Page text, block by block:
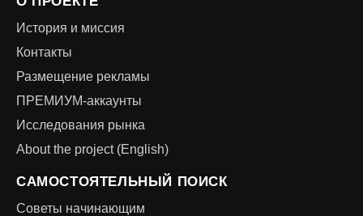
История и миссия
Контакты
Размещение рекламы
ПРЕМИУМ-аккаунты
Исследования рынка
About the project (English)
САМОСТОЯТЕЛЬНЫЙ ПОИСК
Советы начинающим